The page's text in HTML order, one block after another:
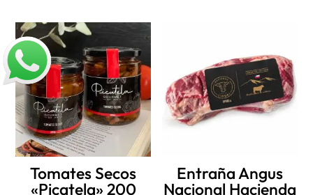
hasta
Tomates Secos
«Picatela» 200
Entraña Angus
Nacional Hacienda